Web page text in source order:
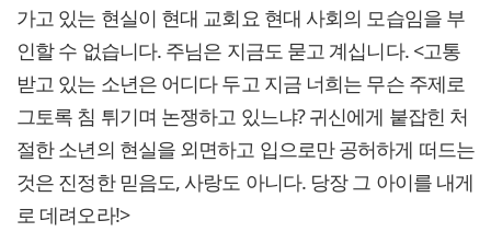
가고 있는 현실이 현대 교회요 현대 사회의 모습임을 부
인할 수 없습니다. 주님은 지금도 묻고 계십니다. <고통
받고 있는 소년은 어디다 두고 지금 너희는 무슨 주제로
그토록 침 튀기며 논쟁하고 있느냐? 귀신에게 붙잡힌 처
절한 소년의 현실을 외면하고 입으로만 공허하게 떠드는
것은 진정한 믿음도, 사랑도 아니다. 당장 그 아이를 내게
로 데려오라!>